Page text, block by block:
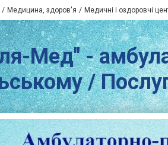
Медицина, здоров'я Медичні і оздоровчі
Мед" -
/